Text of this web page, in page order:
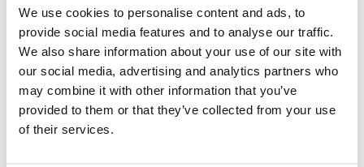
We use cookies to personalise content and ads, to
provide social media features and to analyse our traffic.
We also share information about your use of our site with
our social media, advertising and analytics partners who
may combine it with other information that you’ve
provided to them or that they’ve collected from your use
of their services.
This is what the hiking guests say:
Stockalperweg
50 Google Bewertungen
Eine Bewertung schreiben